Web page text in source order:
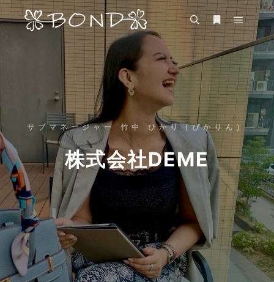
サブマネージャー 竹中 ひかり（ぴかりん）
株式会社DEME